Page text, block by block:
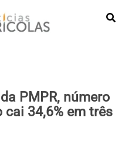
PMPR, número
34,6% em três